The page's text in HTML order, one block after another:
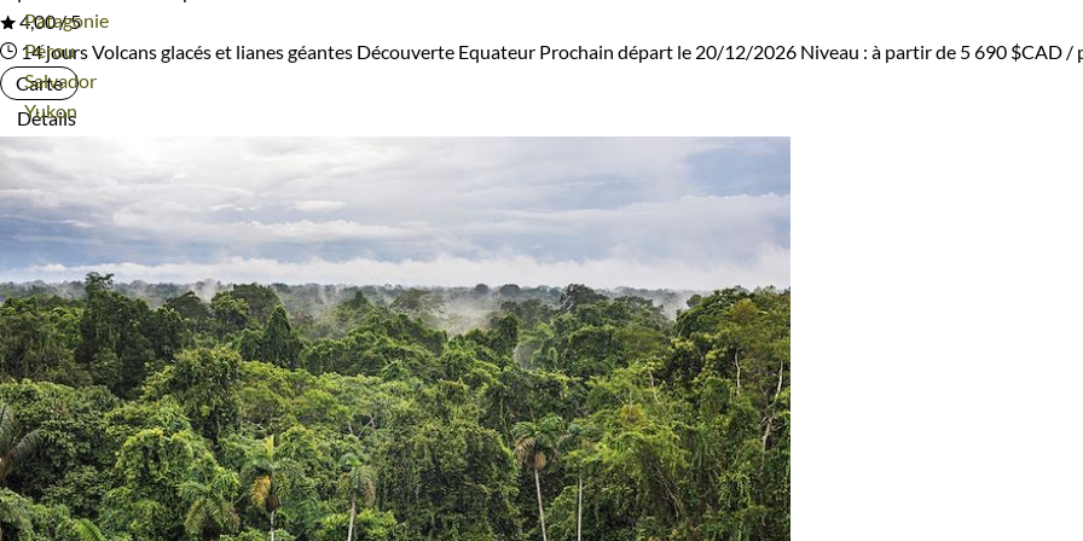
Voyage
Patagonie
Voyage
Pérou
Voyage
Salvador
Voyage
Yukon
4,00 / 5
14 joursVolcans glacés et lianes géantes Découverte Equateur Prochain départ le 20/12/2026 Niveau : à partir de 5 690 $CAD /
Carte
Détails